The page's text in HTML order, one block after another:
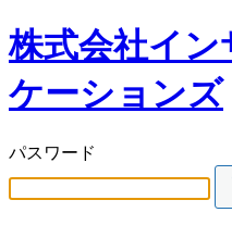
株式会社イ
ケーションズ
パスワード